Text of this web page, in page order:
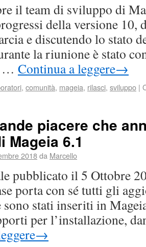
il team di sviluppo di
della versione 10,
e discutendo lo stato
la riunione è stato
… Continua a leggere→
, comunità, mageia, rilasci, sviluppo |
piacere che
Mageia 6.1
2018da Marcello
pubblicato il 5 Ottobre
porta con sé tutti gli
stati inseriti in
per l’installazione,
→